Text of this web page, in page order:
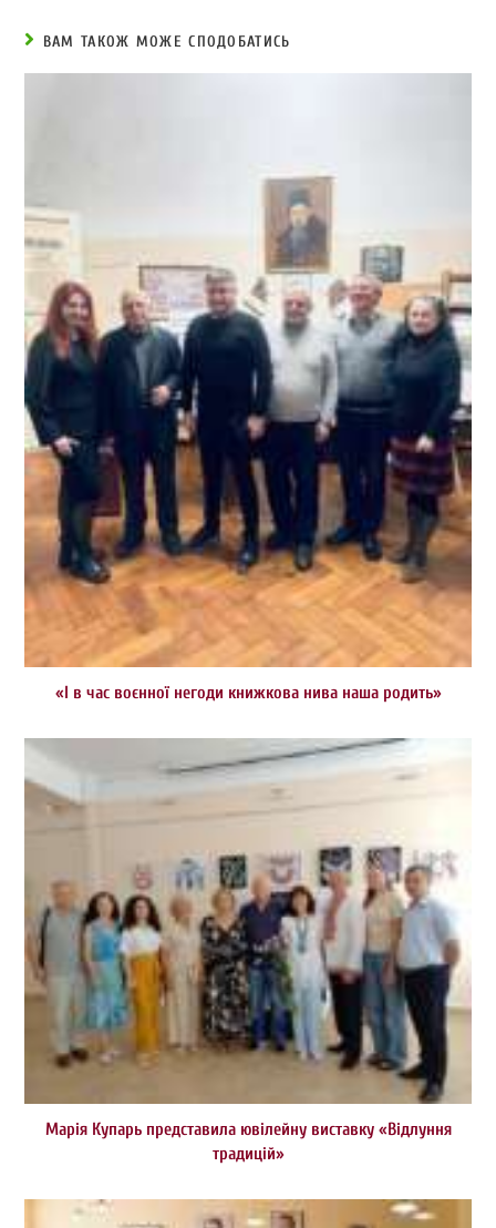
ВАМ ТАКОЖ МОЖЕ СПОДОБАТИСЬ
«І в час воєнної негоди книжкова нива наша родить»
Марія Купарь представила ювілейну виставку «Відлуння
традицій»